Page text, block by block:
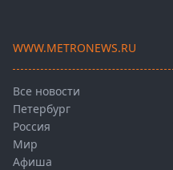
WWW.METRONEWS.RU
Все новости
Петербург
Россия
Мир
Афиша